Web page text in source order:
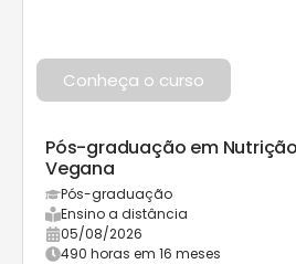
Conheça o curso
Pós-graduação em
Vegana
Pós-graduação
Ensino a distância
05/08/2026
490 horas em 16 meses